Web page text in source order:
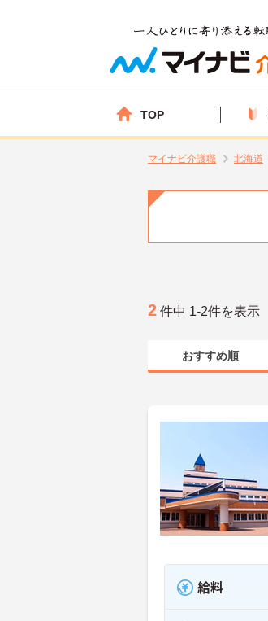
TOP
マイナビ介護職 北海道
2 件中 1-2件を表示
おすすめ順
給料